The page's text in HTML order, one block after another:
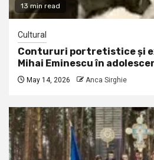
13 min read
Cultural
Contururi portretistice și
Mihai Eminescu în
May 14, 2026 Anca Sirghie